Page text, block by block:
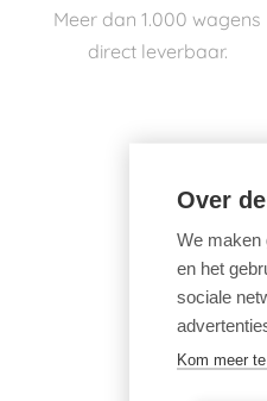
Meer dan 1.000 wagens
direct leverbaar.
Over
We maken
en het
sociale
Kom meer